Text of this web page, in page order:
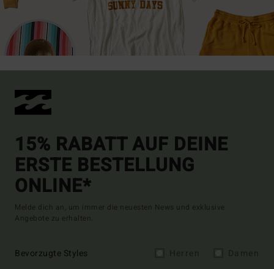
15% RABATT AUF DEINE
ERSTE BESTELLUNG
ONLINE*
Melde dich an, um immer die neuesten News und exklusive
Angebote zu erhalten.
Bevorzugte Styles